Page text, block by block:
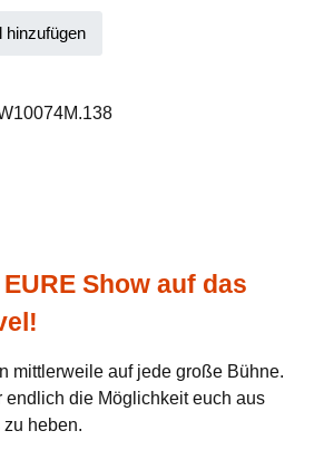
hinzufügen
Show auf das
mittlerweile auf jede große Bühne.
endlich die Möglichkeit euch aus
heben.